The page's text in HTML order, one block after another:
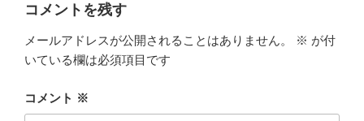
コメントを残す
メールアドレスが公開されることはありません。 ※ が付
いている欄は必須項目です
コメント ※